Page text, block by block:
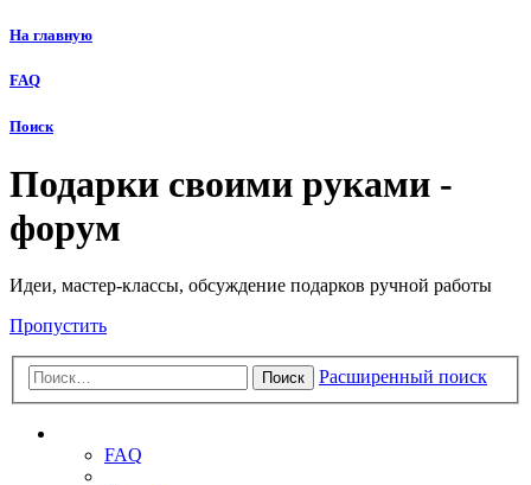
На главную
FAQ
Поиск
Подарки своими руками -
форум
Идеи, мастер-классы, обсуждение подарков ручной работы
Пропустить
Поиск Расширенный поиск
FAQ